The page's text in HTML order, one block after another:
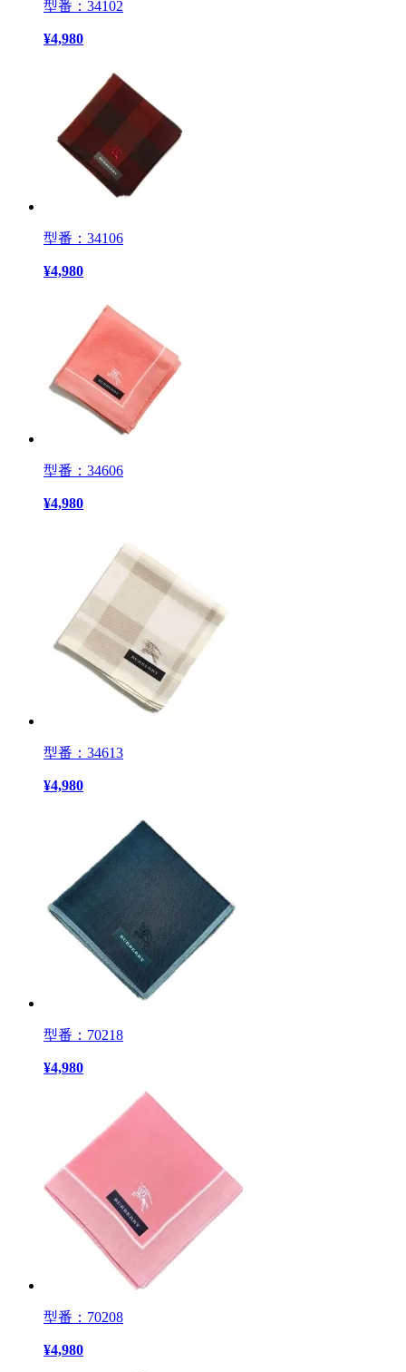
型番：34102
¥4,980
型番：34106
¥4,980
型番：34606
¥4,980
型番：34613
¥4,980
型番：70218
¥4,980
型番：70208
¥4,980